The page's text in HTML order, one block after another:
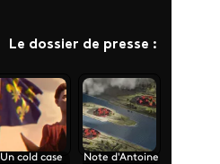
Le dossier de presse :
Un cold case
Note d'Antoine